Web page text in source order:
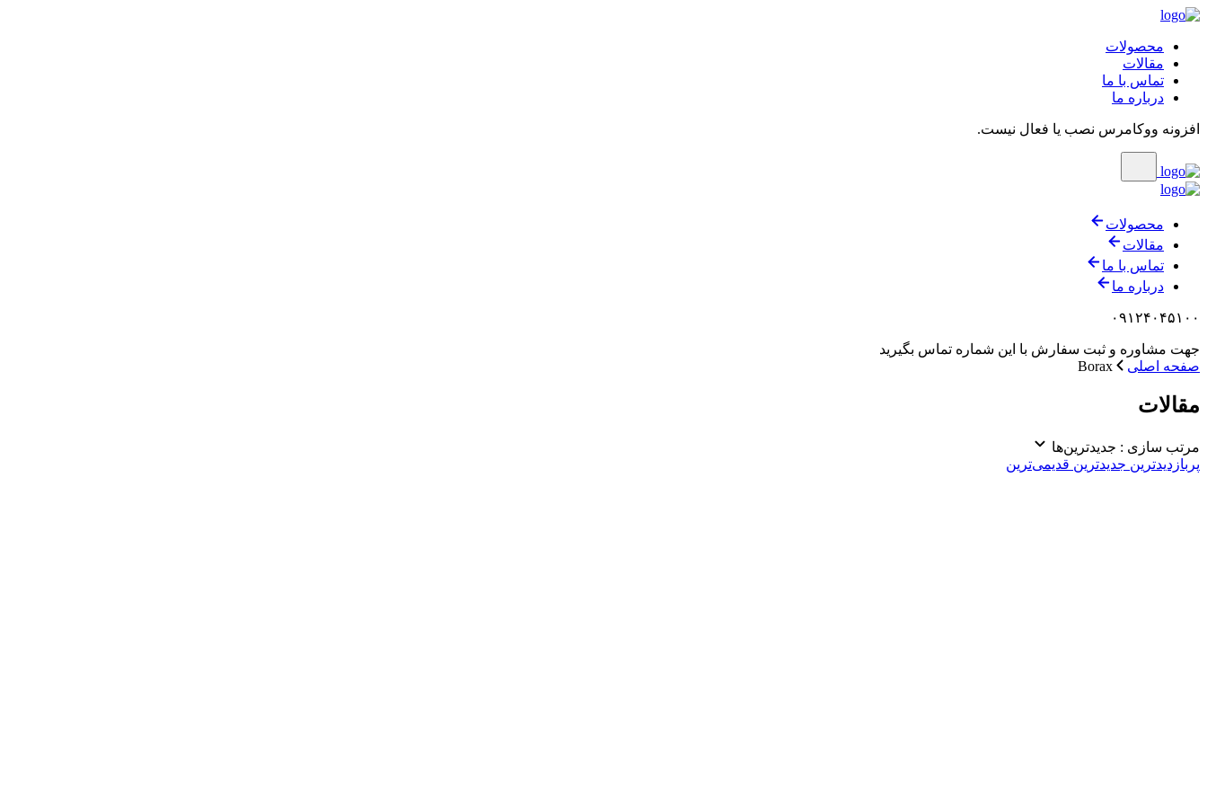
محصولات
مقالات
تماس با ما
درباره ما
افزونه ووکامرس نصب یا فعال نیست.
محصولات
مقالات
تماس با ما
درباره ما
۰۹۱۲۴۰۴۵۱۰۰
جهت مشاوره و ثبت سفارش با این شماره تماس بگیرید
صفحه اصلی
Borax
مقالات
مرتب سازی : جدیدترین‌ها
پربازدیدترین جدیدترین قدیمی‌ترین